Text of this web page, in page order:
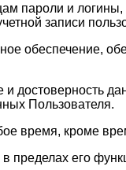
пароли и
записи
обеспечение,
и
Пользователя.
время, кроме
пределах его